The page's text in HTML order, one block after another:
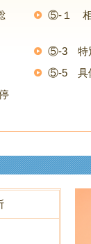
⑤-１ 相
⑤-3 特
⑤-5 具